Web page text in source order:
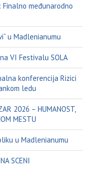
Finalno međunarodno
u Madlenianumu
VI Festivalu SOLA
konferencija Rizici
ledu
2026 – HUMANOST,
MESTU
u Madlenianumu
SCENI